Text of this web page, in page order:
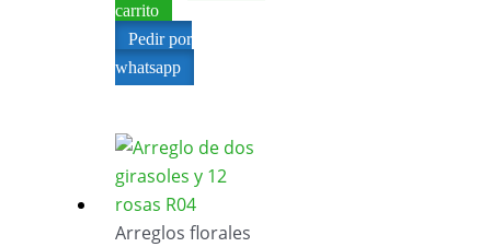
carrito
Pedir por
whatsapp
Arreglos florales